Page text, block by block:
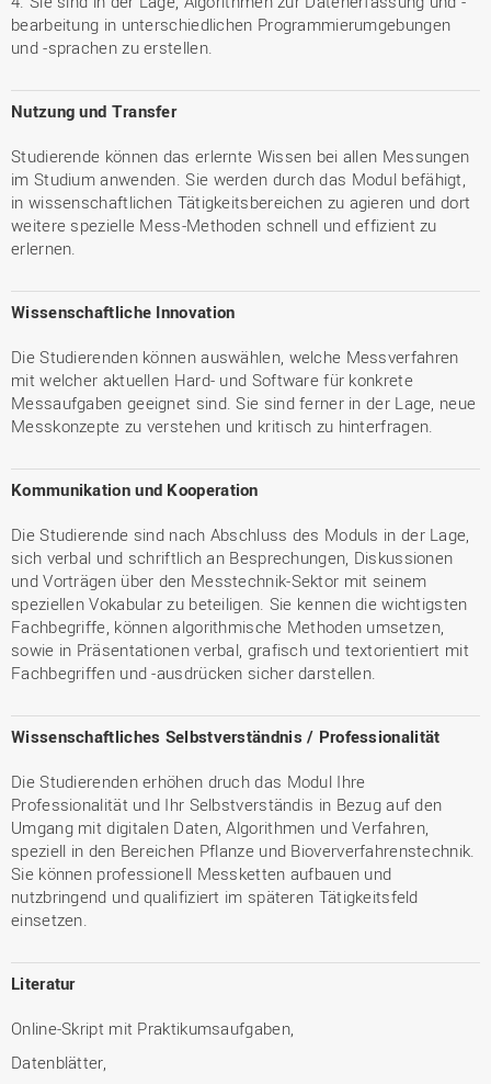
bearbeitung in unterschiedlichen Programmierumgebungen
und -sprachen zu erstellen.
Nutzung und Transfer
Studierende können das erlernte Wissen bei allen Messungen
im Studium anwenden. Sie werden durch das Modul befähigt,
in wissenschaftlichen Tätigkeitsbereichen zu agieren und dort
weitere spezielle Mess-Methoden schnell und effizient zu
erlernen.
Wissenschaftliche Innovation
Die Studierenden können auswählen, welche Messverfahren
mit welcher aktuellen Hard- und Software für konkrete
Messaufgaben geeignet sind. Sie sind ferner in der Lage, neue
Messkonzepte zu verstehen und kritisch zu hinterfragen.
Kommunikation und Kooperation
Die Studierende sind nach Abschluss des Moduls in der Lage,
sich verbal und schriftlich an Besprechungen, Diskussionen
und Vorträgen über den Messtechnik-Sektor mit seinem
speziellen Vokabular zu beteiligen. Sie kennen die wichtigsten
Fachbegriffe, können algorithmische Methoden umsetzen,
sowie in Präsentationen verbal, grafisch und textorientiert mit
Fachbegriffen und -ausdrücken sicher darstellen.
Wissenschaftliches Selbstverständnis / Professionalität
Die Studierenden erhöhen druch das Modul Ihre
Professionalität und Ihr Selbstverständis in Bezug auf den
Umgang mit digitalen Daten, Algorithmen und Verfahren,
speziell in den Bereichen Pflanze und Bioververfahrenstechnik.
Sie können professionell Messketten aufbauen und
nutzbringend und qualifiziert im späteren Tätigkeitsfeld
einsetzen.
Literatur
Online-Skript mit Praktikumsaufgaben,
Datenblätter,